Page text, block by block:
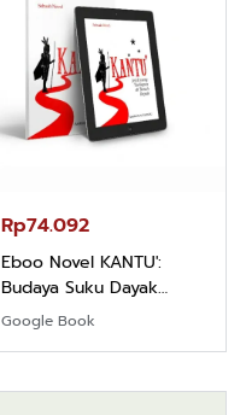
Rp74.092
Eboo Novel KANTU':
Budaya Suku Dayak
Borneo
Google Book